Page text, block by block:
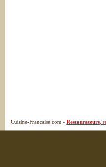
Cuisine-Francaise.com - Restaurateurs ,